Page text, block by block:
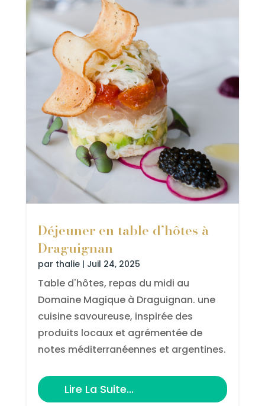
Déjeuner en table d’hôtes à
Draguignan
par thalie| Juil 24, 2025
Table d'hôtes, repas du midi au
Domaine Magique à Draguignan. une
cuisine savoureuse, inspirée des
produits locaux et agrémentée de
notes méditerranéennes et argentines.
Lire La Suite...